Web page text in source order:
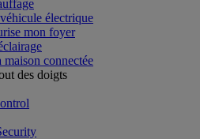
électrique
mon foyer
connectée
des doigts